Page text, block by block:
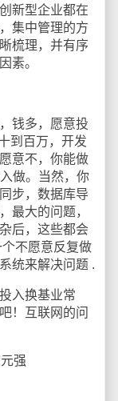
新型企业都在
集中管理的方
梳理，并有序
素。
钱多，愿意投
到百万，开发
意不，你能做
做。当然，你
步，数据库导
最大的问题，
后，这些都会
不愿意反复做
统来解决问题 .
入换基业常
！互联网的问
强